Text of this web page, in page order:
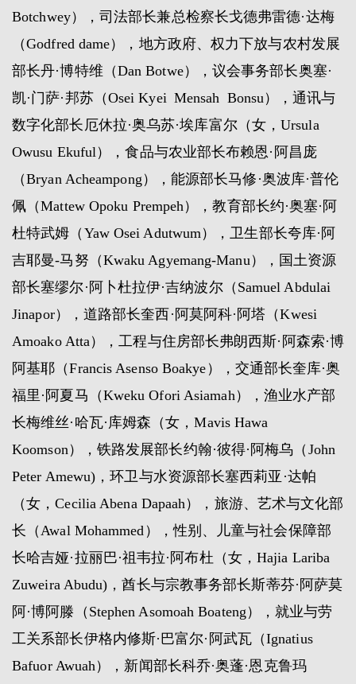
Botchwey），司法部长兼总检察长戈德弗雷德·达梅
（Godfred dame），地方政府、权力下放与农村发展
部长丹·博特维（Dan Botwe），议会事务部长奥塞·
凯·门萨·邦苏（Osei Kyei Mensah Bonsu），通讯与
数字化部长厄休拉·奥乌苏·埃库富尔（女，Ursula
Owusu Ekuful），食品与农业部长布赖恩·阿昌庞
（Bryan Acheampong），能源部长马修·奥波库·普伦
佩（Mattew Opoku Prempeh），教育部长约·奥塞·阿
杜特武姆（Yaw Osei Adutwum），卫生部长夸库·阿
吉耶曼-马努（Kwaku Agyemang-Manu），国土资源
部长塞缪尔·阿卜杜拉伊·吉纳波尔（Samuel Abdulai
Jinapor），道路部长奎西·阿莫阿科·阿塔（Kwesi
Amoako Atta），工程与住房部长弗朗西斯·阿森索·博
阿基耶（Francis Asenso Boakye），交通部长奎库·奥
福里·阿夏马（Kweku Ofori Asiamah），渔业水产部
长梅维丝·哈瓦·库姆森（女，Mavis Hawa
Koomson），铁路发展部长约翰·彼得·阿梅乌（John
Peter Amewu)，环卫与水资源部长塞西莉亚·达帕
（女，Cecilia Abena Dapaah），旅游、艺术与文化部
长（Awal Mohammed），性别、儿童与社会保障部
长哈吉娅·拉丽巴·祖韦拉·阿布杜（女，Hajia Lariba
Zuweira Abudu)，酋长与宗教事务部长斯蒂芬·阿萨莫
阿·博阿滕（Stephen Asomoah Boateng），就业与劳
工关系部长伊格内修斯·巴富尔·阿武瓦（Ignatius
Bafuor Awuah），新闻部长科乔·奥蓬·恩克鲁玛